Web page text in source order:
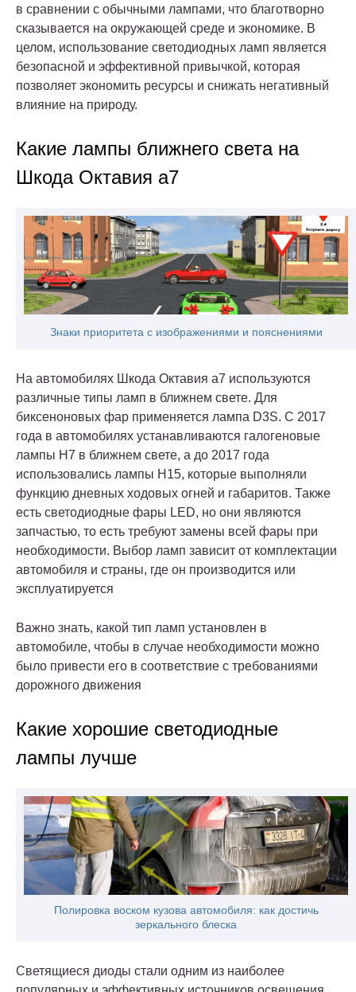
в сравнении с обычными лампами, что благотворно
сказывается на окружающей среде и экономике. В
целом, использование светодиодных ламп является
безопасной и эффективной привычкой, которая
позволяет экономить ресурсы и снижать негативный
влияние на природу.
Какие лампы ближнего света на
Шкода Октавия а7
Знаки приоритета с изображениями и пояснениями
На автомобилях Шкода Октавия а7 используются
различные типы ламп в ближнем свете. Для
биксеноновых фар применяется лампа D3S. С 2017
года в автомобилях устанавливаются галогеновые
лампы H7 в ближнем свете, а до 2017 года
использовались лампы H15, которые выполняли
функцию дневных ходовых огней и габаритов. Также
есть светодиодные фары LED, но они являются
запчастью, то есть требуют замены всей фары при
необходимости. Выбор ламп зависит от комплектации
автомобиля и страны, где он производится или
эксплуатируется
Важно знать, какой тип ламп установлен в
автомобиле, чтобы в случае необходимости можно
было привести его в соответствие с требованиями
дорожного движения
Какие хорошие светодиодные
лампы лучше
Полировка воском кузова автомобиля: как достичь
зеркального блеска
Светящиеся диоды стали одним из наиболее